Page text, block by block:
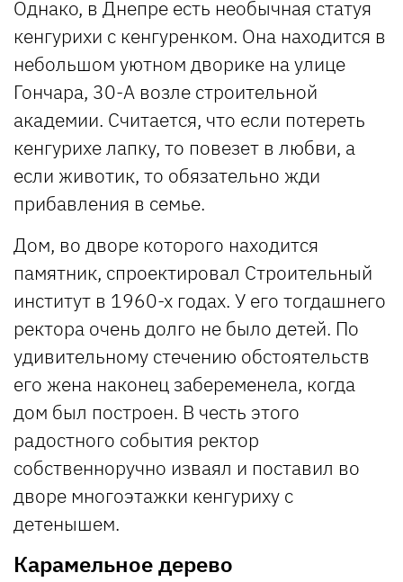
Однако, в Днепре есть необычная статуя
кенгурихи с кенгуренком. Она находится в
небольшом уютном дворике на улице
Гончара, 30-А возле строительной
академии. Считается, что если потереть
кенгурихе лапку, то повезет в любви, а
если животик, то обязательно жди
прибавления в семье.
Дом, во дворе которого находится
памятник, спроектировал Строительный
институт в 1960-х годах. У его тогдашнего
ректора очень долго не было детей. По
удивительному стечению обстоятельств
его жена наконец забеременела, когда
дом был построен. В честь этого
радостного события ректор
собственноручно изваял и поставил во
дворе многоэтажки кенгуриху с
детенышем.
Карамельное дерево